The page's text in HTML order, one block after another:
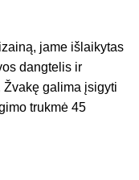
jame išlaikytas
dangtelis ir
galima įsigyti
trukmė 45